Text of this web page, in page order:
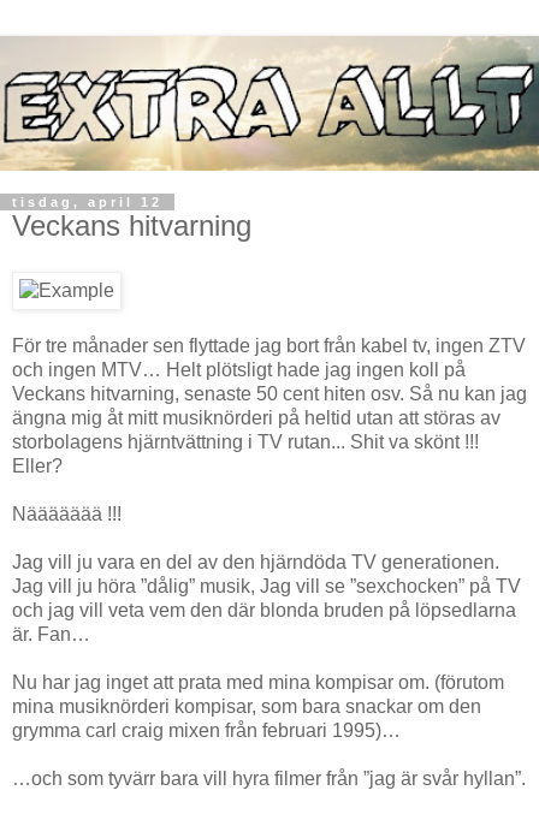
tisdag, april 12
Veckans hitvarning
För tre månader sen flyttade jag bort från kabel tv, ingen ZTV
och ingen MTV… Helt plötsligt hade jag ingen koll på
Veckans hitvarning, senaste 50 cent hiten osv. Så nu kan jag
ängna mig åt mitt musiknörderi på heltid utan att störas av
storbolagens hjärntvättning i TV rutan... Shit va skönt !!!
Eller?
Näääääää !!!
Jag vill ju vara en del av den hjärndöda TV generationen.
Jag vill ju höra ”dålig” musik, Jag vill se ”sexchocken” på TV
och jag vill veta vem den där blonda bruden på löpsedlarna
är. Fan…
Nu har jag inget att prata med mina kompisar om. (förutom
mina musiknörderi kompisar, som bara snackar om den
grymma carl craig mixen från februari 1995)…
…och som tyvärr bara vill hyra filmer från ”jag är svår hyllan”.